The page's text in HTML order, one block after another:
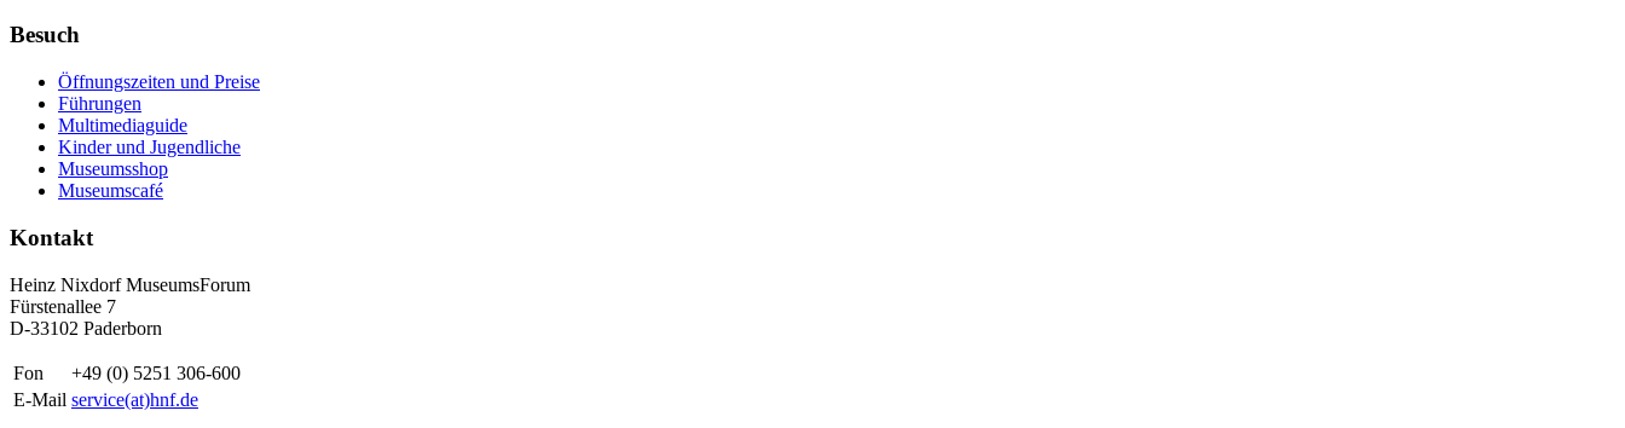
Besuch
Öffnungszeiten und Preise
Führungen
Multimediaguide
Kinder und Jugendliche
Museumsshop
Museumscafé
Kontakt
Heinz Nixdorf MuseumsForum
Fürstenallee 7
D-33102 Paderborn
Fon
+49 (0) 5251 306-600
E-Mail service(at)hnf.de